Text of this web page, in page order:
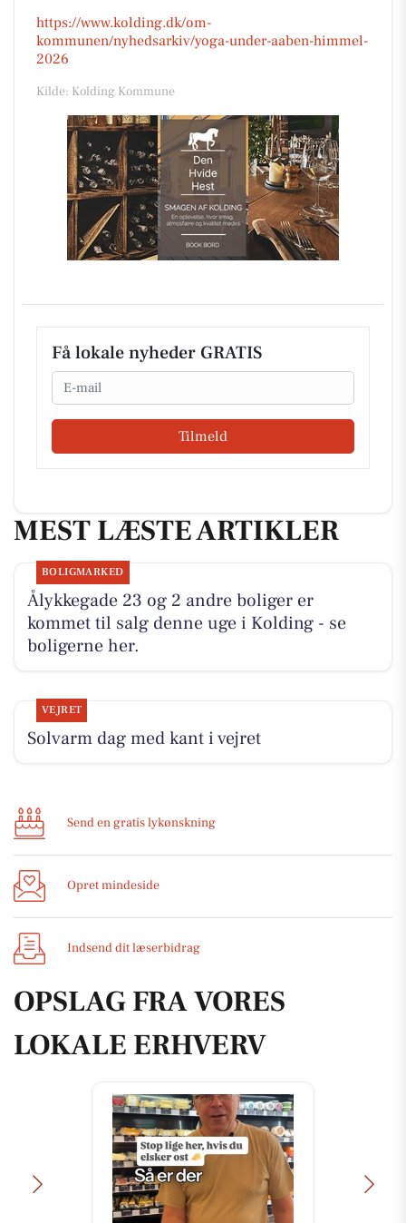
https://www.kolding.dk/om-
kommunen/nyhedsarkiv/yoga-under-aaben-himmel-
2026
Kilde: Kolding Kommune
Få lokale nyheder GRATIS
Email
Tilmeld
MEST LÆSTE ARTIKLER
BOLIGMARKED
Ålykkegade 23 og 2 andre boliger er
kommet til salg denne uge i Kolding - se
boligerne her.
VEJRET
Solvarm dag med kant i vejret
Send en gratis lykønskning
Opret mindeside
Indsend dit læserbidrag
OPSLAG FRA VORES
LOKALE ERHVERV